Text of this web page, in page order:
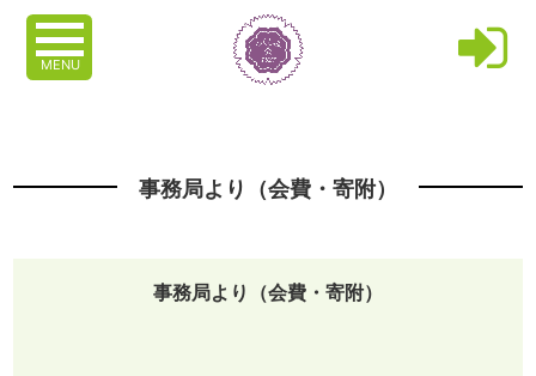
MENU
事務局より（会費・寄附）
事務局より（会費・寄附）